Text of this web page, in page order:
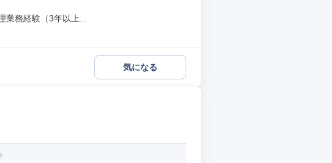
務経験（3年以上...
気になる